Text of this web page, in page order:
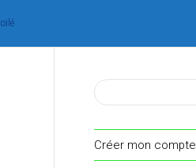
Créer mon compte